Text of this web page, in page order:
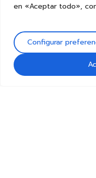
en «Aceptar todo»,
Configurar